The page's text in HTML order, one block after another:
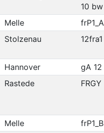
10 bw
Melle
frP1_A
Stolzenau 12fra1
Hannover
gA 12
Rastede FRGY
Melle
frP1_B